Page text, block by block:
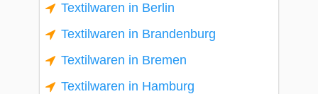
Textilwaren in Berlin
Textilwaren in Brandenburg
Textilwaren in Bremen
Textilwaren in Hamburg